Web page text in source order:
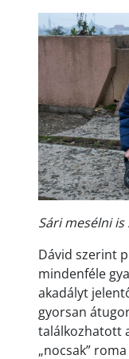
Sári mesélni
Dávid szerint
mindenféle
akadályt
gyorsan
találkozhatott
„nocsak”